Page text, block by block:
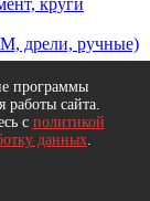
круги
дрели, ручные)
сетки
диски
программы
сайта.
с политикой
данных.